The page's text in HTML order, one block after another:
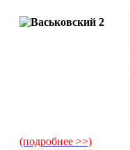
(подробнее >>)